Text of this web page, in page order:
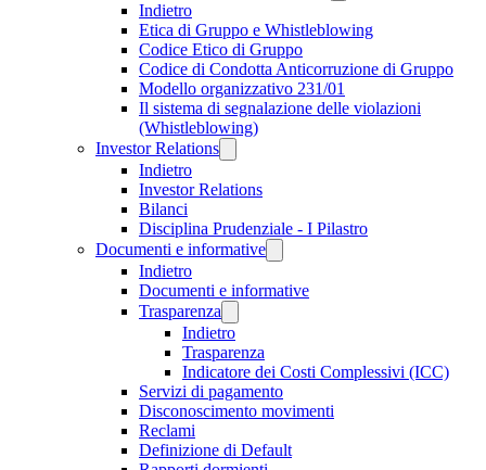
Indietro
Etica di Gruppo e Whistleblowing
Codice Etico di Gruppo
Codice di Condotta Anticorruzione di Gruppo
Modello organizzativo 231/01
Il sistema di segnalazione delle violazioni
(Whistleblowing)
Investor Relations
Indietro
Investor Relations
Bilanci
Disciplina Prudenziale - I Pilastro
Documenti e informative
Indietro
Documenti e informative
Trasparenza
Indietro
Trasparenza
Indicatore dei Costi Complessivi (ICC)
Servizi di pagamento
Disconoscimento movimenti
Reclami
Definizione di Default